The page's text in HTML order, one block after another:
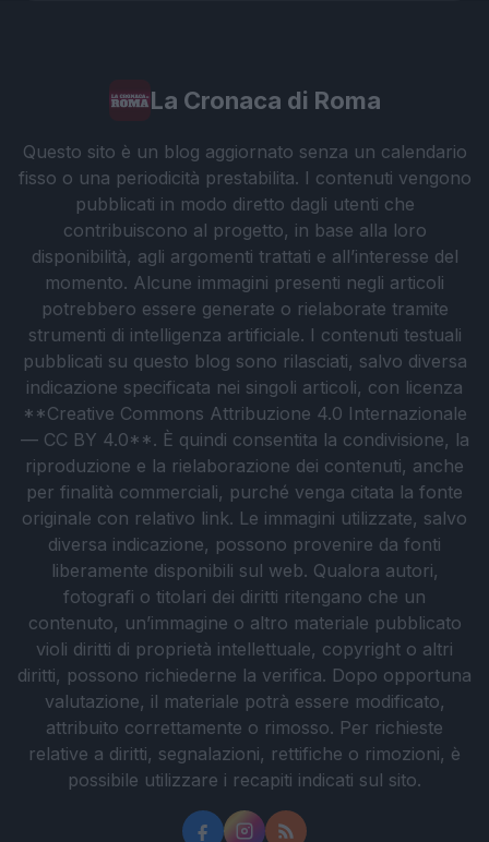
La Cronaca di Roma
Questo sito è un blog aggiornato senza un calendario
fisso o una periodicità prestabilita. I contenuti vengono
pubblicati in modo diretto dagli utenti che
contribuiscono al progetto, in base alla loro
disponibilità, agli argomenti trattati e all’interesse del
momento. Alcune immagini presenti negli articoli
potrebbero essere generate o rielaborate tramite
strumenti di intelligenza artificiale. I contenuti testuali
pubblicati su questo blog sono rilasciati, salvo diversa
indicazione specificata nei singoli articoli, con licenza
**Creative Commons Attribuzione 4.0 Internazionale
— CC BY 4.0**. È quindi consentita la condivisione, la
riproduzione e la rielaborazione dei contenuti, anche
per finalità commerciali, purché venga citata la fonte
originale con relativo link. Le immagini utilizzate, salvo
diversa indicazione, possono provenire da fonti
liberamente disponibili sul web. Qualora autori,
fotografi o titolari dei diritti ritengano che un
contenuto, un’immagine o altro materiale pubblicato
violi diritti di proprietà intellettuale, copyright o altri
diritti, possono richiederne la verifica. Dopo opportuna
valutazione, il materiale potrà essere modificato,
attribuito correttamente o rimosso. Per richieste
relative a diritti, segnalazioni, rettifiche o rimozioni, è
possibile utilizzare i recapiti indicati sul sito.